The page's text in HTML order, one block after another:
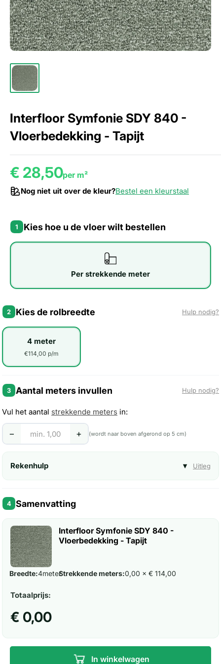
Interfloor Symfonie SDY 840 -
Vloerbedekking - Tapijt
€ 28,50per m²
Nog niet uit over de kleur?Bestel een kleurstaal
1 Kies hoe u de vloer wilt bestellen
Per strekkende meter
2 Kies de rolbreedte Hulp nodig?
4 meter
€114,00 p/m
3 Aantal meters invullen Hulp nodig?
Vul het aantal strekkende meters in:
− + (wordt naar boven afgerond op 5 cm)
Rekenhulp Uitleg
▾
4 Samenvatting
Interfloor Symfonie SDY 840 -
Vloerbedekking - Tapijt
Breedte:4meterStrekkende meters:0,00 × € 114,00
Totaalprijs:
€ 0,00
In winkelwagen